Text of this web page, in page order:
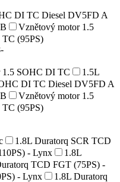
DI TC Diesel DV5FD A
Vznětový motor 1.5
(95PS)
1.5 SOHC DI TC
1.5L
DI TC Diesel DV5FD A
Vznětový motor 1.5
(95PS)
1.8L Duratorq SCR TCD
- Lynx
1.8L
TCD FGT (75PS) -
- Lynx
1.8L Duratorq